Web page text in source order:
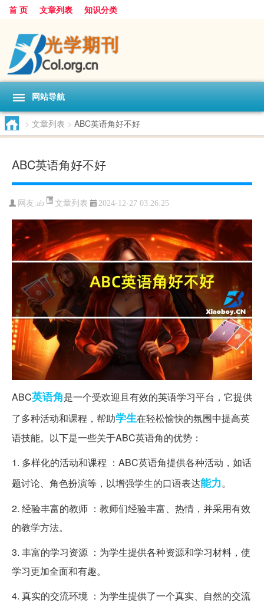
首 页 文章列表 知识分类
网站导航
> 文章列表 > ABC英语角好不好
ABC英语角好不好
网友:ab 文章列表 2024-12-27 03:26:25
ABC英语角是一个受欢迎且有效的英语学习平台，它提供
了多种活动和课程，帮助学生在轻松愉快的氛围中提高英
语技能。以下是一些关于ABC英语角的优势：
1. 多样化的活动和课程 ：ABC英语角提供各种活动，如话
题讨论、角色扮演等，以增强学生的口语表达能力。
2. 经验丰富的教师 ：教师们经验丰富、热情，并采用有效
的教学方法。
3. 丰富的学习资源 ：为学生提供各种资源和学习材料，使
学习更加全面和有趣。
4. 真实的交流环境 ：为学生提供了一个真实、自然的交流